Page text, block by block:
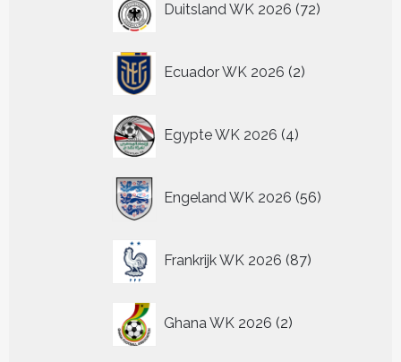
Duitsland WK 2026 72
producten
Ecuador WK 2026 2
producten
Egypte WK 2026 4
producten
Engeland WK 2026 56
producten
Frankrijk WK 2026 87
producten
Ghana WK 2026 2
producten